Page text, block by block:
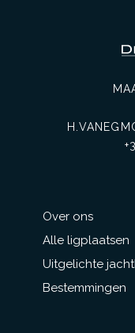
Over ons
Alle ligplaatsen
Uitgelichte
Bestemmingen